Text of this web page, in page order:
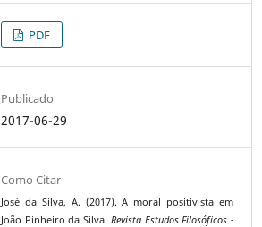
PDF
Publicado
2017-06-29
Como Citar
José da Silva, A. (2017). A moral positivista em
João Pinheiro da Silva. Revista Estudos Filosóficos -